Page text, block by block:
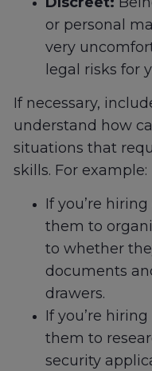
or personal
very
legal risks for
If necessary,
understand how
situations that
skills. For example:
If you’re
them to
to whether
documents
drawers.
If you’re
them to
security